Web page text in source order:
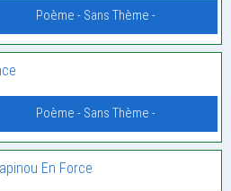
Poème - Sans Thème -
Poème - Sans Thème -
En Force